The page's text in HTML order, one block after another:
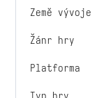
Země vývoje
Žánr hry
Platforma